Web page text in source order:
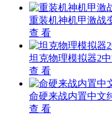
重装机神机甲激战
查 看
坦克物理模拟器2
查 看
命硬来战内置中文
查 看